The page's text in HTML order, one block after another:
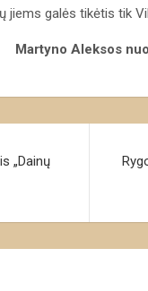
jiems galės tikėtis tik
Martyno Aleksos
„Dainų